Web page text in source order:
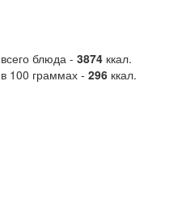
всего блюда - 3874 ккал.
в 100 граммах - 296 ккал.